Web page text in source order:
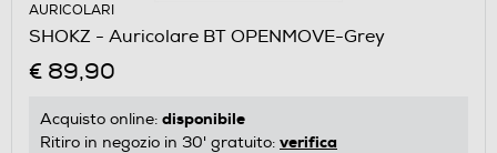
AURICOLARI
SHOKZ - Auricolare BT OPENMOVE-Grey
€ 89,90
Acquisto online: disponibile
Ritiro in negozio in 30' gratuito: verifica